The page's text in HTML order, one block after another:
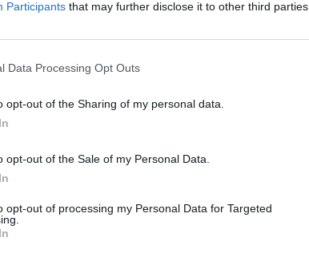
Participants that may further disclose it to other third parties.
Data Processing Opt Outs
opt-out of the Sharing of my personal data.
opt-out of the Sale of my Personal Data.
opt-out of processing my Personal Data for Targeted
leukemiaan vuonna 2016.